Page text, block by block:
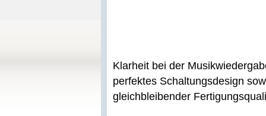
Klarheit bei der
perfektes Schaltungsdesign
gleichbleibender